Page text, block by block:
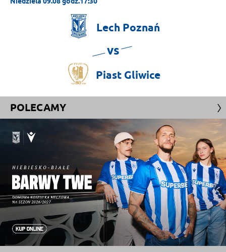
Lech Poznań
vs
Piast Gliwice
POLECAMY